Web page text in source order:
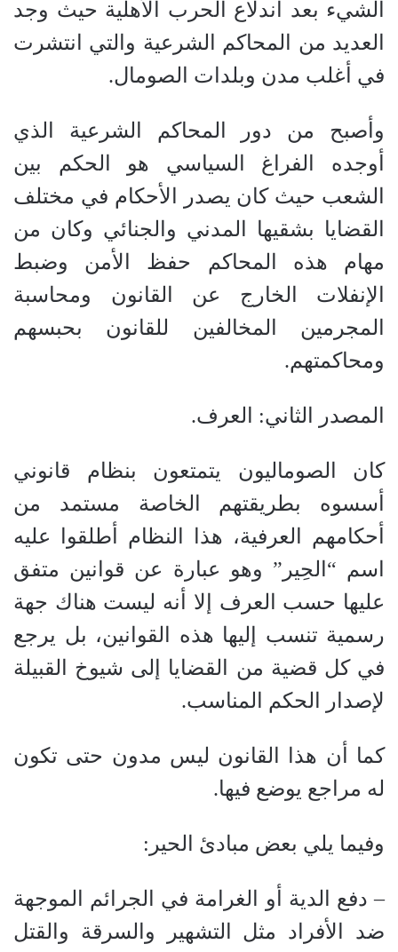
الشيء بعد اندلاع الحرب الأهلية حيث وجد
العديد من المحاكم الشرعية والتي انتشرت
في أغلب مدن وبلدات الصومال.
وأصبح من دور المحاكم الشرعية الذي
أوجده الفراغ السياسي هو الحكم بين
الشعب حيث كان يصدر الأحكام في مختلف
القضايا بشقيها المدني والجنائي وكان من
مهام هذه المحاكم حفظ الأمن وضبط
الإنفلات الخارج عن القانون ومحاسبة
المجرمين المخالفين للقانون بحبسهم
ومحاكمتهم.
المصدر الثاني: العرف.
كان الصوماليون يتمتعون بنظام قانوني
أسسوه بطريقتهم الخاصة مستمد من
أحكامهم العرفية، هذا النظام أطلقوا عليه
اسم “الحِير” وهو عبارة عن قوانين متفق
عليها حسب العرف إلا أنه ليست هناك جهة
رسمية تنسب إليها هذه القوانين، بل يرجع
في كل قضية من القضايا إلى شيوخ القبيلة
لإصدار الحكم المناسب.
كما أن هذا القانون ليس مدون حتى تكون
له مراجع يوضع فيها.
وفيما يلي بعض مبادئ الحير:
– دفع الدية أو الغرامة في الجرائم الموجهة
ضد الأفراد مثل التشهير والسرقة والقتل